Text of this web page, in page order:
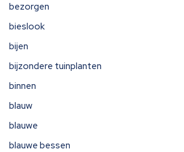
bezorgen
bieslook
bijen
bijzondere tuinplanten
binnen
blauw
blauwe
blauwe bessen